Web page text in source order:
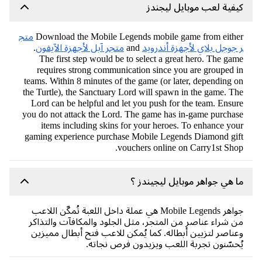
لعب موبايل ليجندز
Download the Mobile Legends mobile game from متج
جوجل بلاي لأجهزة أندرويدand متجر آبل لأجهزة الآيفون.
The first step would be to select a great hero. The
requires strong communication since you are grouped
teams. Within 8 minutes of the game (or later, depending
the Turtle), the Sanctuary Lord will spawn in the game.
Lord can be helpful and let you push for the team.
you do not attack the Lord. The game has in-game
items including skins for your heroes. To enhance
gaming experience purchase Mobile Legends Diamond
vouchers online on Carry1st
هي جواهر موبايل ليجيندز ؟
جواهر Mobile Legends هي عملة داخل اللعبة تُمكّن اللاعب
شراء عناصر من المتجر، مثل الجلود والمكافآت والتذاكر
لتزيين أبطاله. كما يُمكن للاعب فتح أبطال مميزين
تجربة اللعب ويزيدون فرص نجاته.